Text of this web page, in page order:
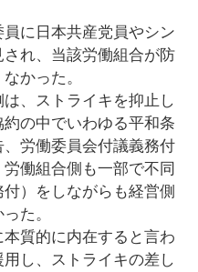
に日本共産党員やシン
れ、当該労働組合が防
かった。
、ストライキを抑止し
の中でいわゆる平和条
労働委員会付議義務付
働組合側も一部で不同
）をしながらも経営側
た。
質的に内在すると言わ
し、ストライキの差し